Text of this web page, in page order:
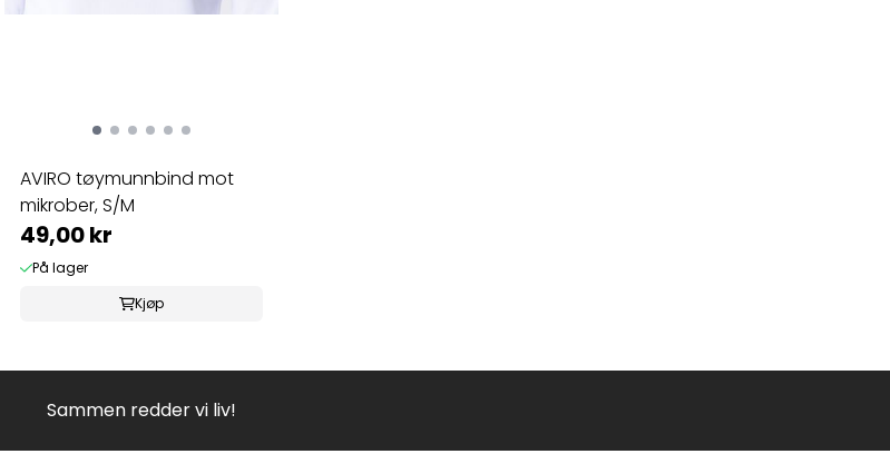
AVIRO tøymunnbind mot
mikrober, S/M
49,00 kr
På lager
Kjøp
Sammen redder vi liv!